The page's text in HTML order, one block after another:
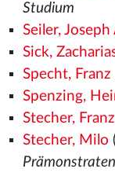
Studium
Seiler,
Sick,
Specht, Franz
Spenzing,
Stecher,
Stecher, Milo